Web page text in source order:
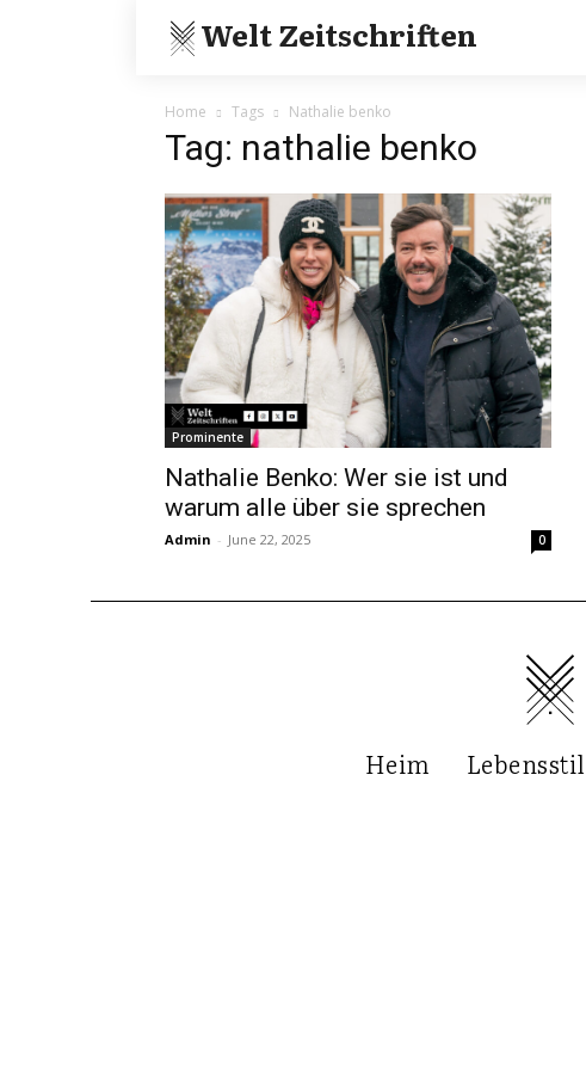
Welt Zeitschriften
Home Tags Nathalie benko
Tag: nathalie benko
Prominente
Nathalie Benko: Wer sie ist und
warum alle über sie sprechen
Admin - June 22, 2025 0
Heim Lebensstil